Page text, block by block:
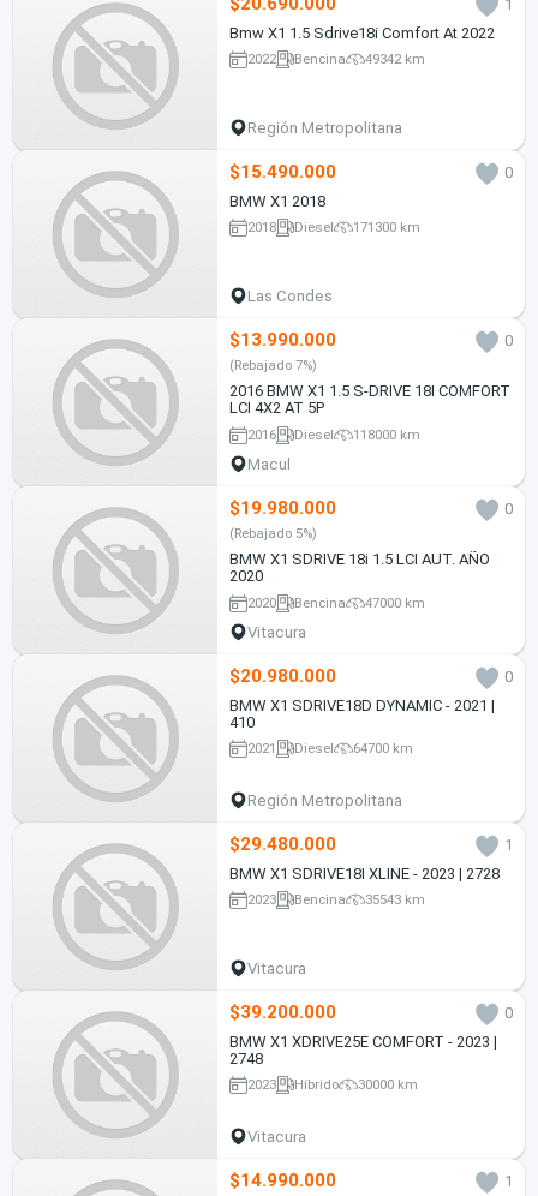
1
Bmw X1 1.5 Sdrive18i Comfort At 2022
2022 Bencina 49342 km
Región Metropolitana
$15.490.000
0
BMW X1 2018
2018 Diesel 171300 km
Las Condes
$13.990.000 0
(Rebajado 7%)
2016 BMW X1 1.5 S-DRIVE 18I COMFORT
LCI 4X2 AT 5P
2016 Diesel 118000 km
Macul
$19.980.000 0
(Rebajado 5%)
BMW X1 SDRIVE 18i 1.5 LCI AUT. AÑO
2020
2020 Bencina 47000 km
Vitacura
$20.980.000
0
BMW X1 SDRIVE18D DYNAMIC - 2021 |
410
2021 Diesel 64700 km
Región Metropolitana
$29.480.000
1
BMW X1 SDRIVE18I XLINE - 2023 | 2728
2023 Bencina 35543 km
Vitacura
$39.200.000
0
BMW X1 XDRIVE25E COMFORT - 2023 |
2748
2023 Híbrido 30000 km
Vitacura
$14.990.000
1